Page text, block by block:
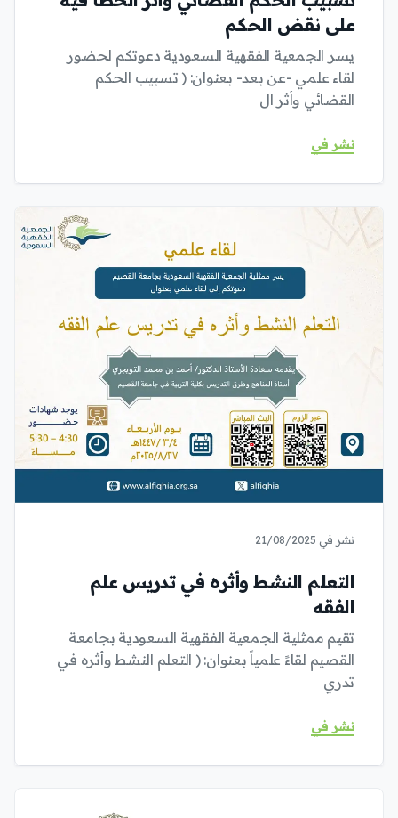
على نقض الحكم
يسر الجمعية الفقهية السعودية دعوتكم لحضور
لقاء علمي -عن بعد- بعنوان: ( تسبيب الحكم
القضائي وأثر ال
نشر في
نشر في 21/08/2025
التعلم النشط وأثره في تدريس علم
الفقه
تقيم ممثلية الجمعية الفقهية السعودية بجامعة
القصيم لقاءً علمياً بعنوان: ( التعلم النشط وأثره في
تدري
نشر في